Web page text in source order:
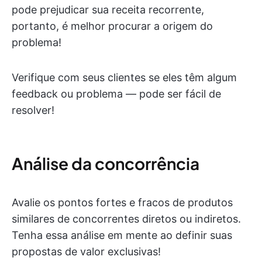
pode prejudicar sua receita recorrente,
portanto, é melhor procurar a origem do
problema!
Verifique com seus clientes se eles têm algum
feedback ou problema — pode ser fácil de
resolver!
Análise da concorrência
Avalie os pontos fortes e fracos de produtos
similares de concorrentes diretos ou indiretos.
Tenha essa análise em mente ao definir suas
propostas de valor exclusivas!